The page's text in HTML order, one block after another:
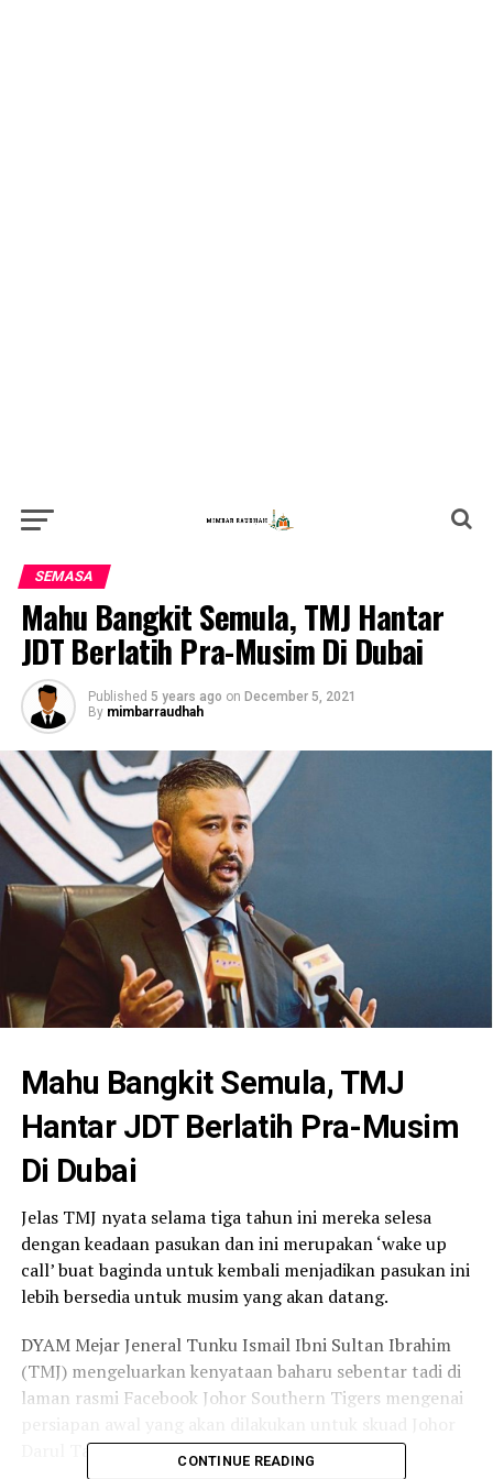
SEMASA
Mahu Bangkit Semula, TMJ Hantar
JDT Berlatih Pra-Musim Di Dubai
Published 5 years ago on December 5, 2021
By mimbarraudhah
Mahu Bangkit Semula, TMJ
Hantar JDT Berlatih Pra-Musim
Di Dubai
Jelas TMJ nyata selama tiga tahun ini mereka selesa
dengan keadaan pasukan dan ini merupakan ‘wake up
call’ buat baginda untuk kembali menjadikan pasukan ini
lebih bersedia untuk musim yang akan datang.
DYAM Mejar Jeneral Tunku Ismail Ibni Sultan Ibrahim
(TMJ) mengeluarkan kenyataan baharu sebentar tadi di
laman rasmi Facebook Johor Southern Tigers mengenai
Darul Takzim pada pra musim ini.
CONTINUE READING